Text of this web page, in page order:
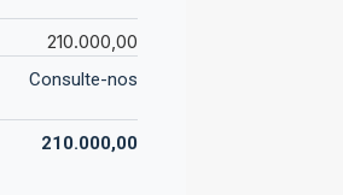
210.000,00
Consulte-nos
210.000,00